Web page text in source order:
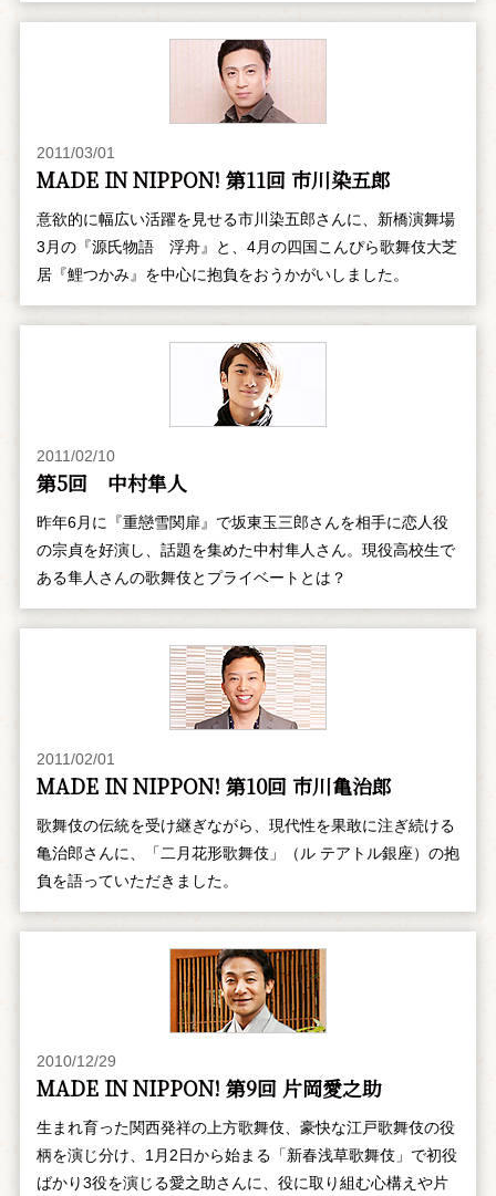
2011/03/01
MADE IN NIPPON! 第11回 市川染五郎
意欲的に幅広い活躍を見せる市川染五郎さんに、新橋演舞場
3月の『源氏物語 浮舟』と、4月の四国こんぴら歌舞伎大芝
居『鯉つかみ』を中心に抱負をおうかがいしました。
2011/02/10
第5回 中村隼人
昨年6月に『重戀雪関扉』で坂東玉三郎さんを相手に恋人役
の宗貞を好演し、話題を集めた中村隼人さん。現役高校生で
ある隼人さんの歌舞伎とプライベートとは？
2011/02/01
MADE IN NIPPON! 第10回 市川亀治郎
歌舞伎の伝統を受け継ぎながら、現代性を果敢に注ぎ続ける
亀治郎さんに、「二月花形歌舞伎」（ル テアトル銀座）の抱
負を語っていただきました。
2010/12/29
MADE IN NIPPON! 第9回 片岡愛之助
生まれ育った関西発祥の上方歌舞伎、豪快な江戸歌舞伎の役
柄を演じ分け、1月2日から始まる「新春浅草歌舞伎」で初役
ばかり3役を演じる愛之助さんに、役に取り組む心構えや片